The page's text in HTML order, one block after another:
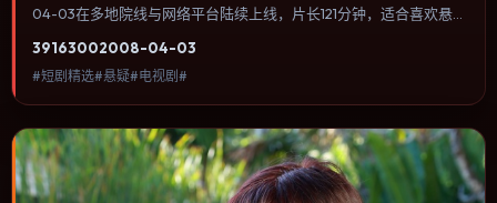
04-03在多地院线与网络平台陆续上线，片长121分钟，适合喜欢悬疑
情节推进，节奏与视听语言统一，可作为休闲观影或类型片补片的选
择。
39163002008-04-03
#短剧精选#悬疑#电视剧#